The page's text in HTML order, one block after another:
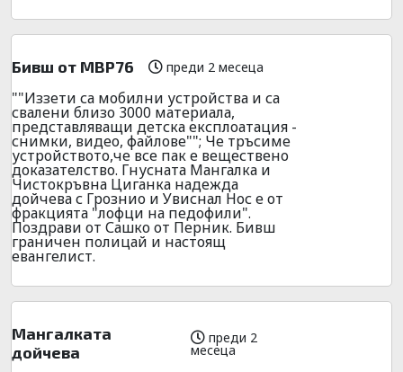
Бивш от МВР76 преди 2 месеца
""Иззети са мобилни устройства и са
свалени близо 3000 материала,
представляващи детска експлоатация -
снимки, видео, файлове""; Че тръсиме
устройството,че все пак е веществено
доказателство. Гнусната Мангалка и
Чистокръвна Циганка надежда
дойчева с Грознио и Увиснал Нос е от
фракцията "лофци на педофили".
Поздрави от Сашко от Перник. Бивш
граничен полицай и настоящ
евангелист.
Мангалката
дойчева
преди 2
месеца